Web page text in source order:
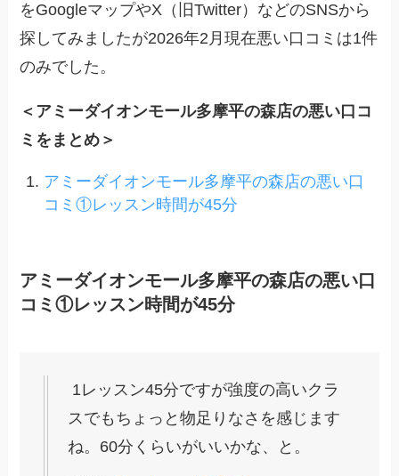
をGoogleマップやX（旧Twitter）などのSNSから
探してみましたが2026年2月現在悪い口コミは1件
のみでした。
＜アミーダイオンモール多摩平の森店の悪い口コ
ミをまとめ＞
アミーダイオンモール多摩平の森店の悪い口
コミ①レッスン時間が45分
アミーダイオンモール多摩平の森店の悪い口
コミ①レッスン時間が45分
1レッスン45分ですが強度の高いクラ
スでもちょっと物足りなさを感じます
ね。60分くらいがいいかな、と。